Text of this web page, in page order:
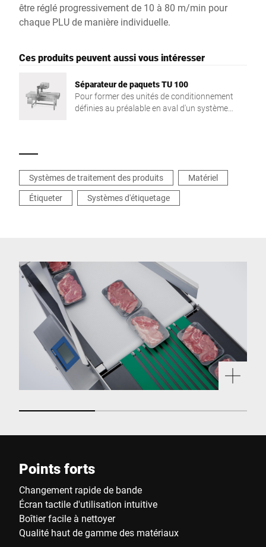
être réglé progressivement de 10 à 80 m/min pour
chaque PLU de manière individuelle.
Ces produits peuvent aussi vous intéresser
Séparateur de paquets TU 100
Pour former des unités de conditionnement
définies au préalable en aval d'un système
Systèmes de traitement des produits
Matériel
Étiqueter
Systèmes d'étiquetage
Points forts
Changement rapide de bande
Écran tactile d'utilisation intuitive
Boîtier facile à nettoyer
Qualité haut de gamme des matériaux